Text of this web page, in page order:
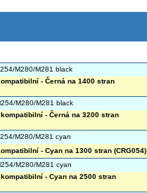
M280/M281 black
- Černá na 1400 stran
M280/M281 black
kompatibilní - Černá na 3200 stran
M280/M281 cyan
- Cyan na 1300 stran (CRG054)
M280/M281 cyan
kompatibilní - Cyan na 2500 stran